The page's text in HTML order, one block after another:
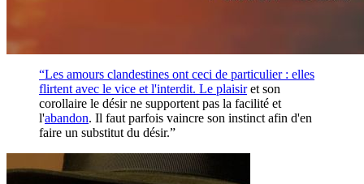
“Les amours clandestines ont ceci de particulier : elles
flirtent avec le vice et l'interdit. Le plaisiret son
corollaire le désir ne supportent pas la facilité et
l'abandon. Il faut parfois vaincre son instinct afin d'en
faire un substitut du désir.”